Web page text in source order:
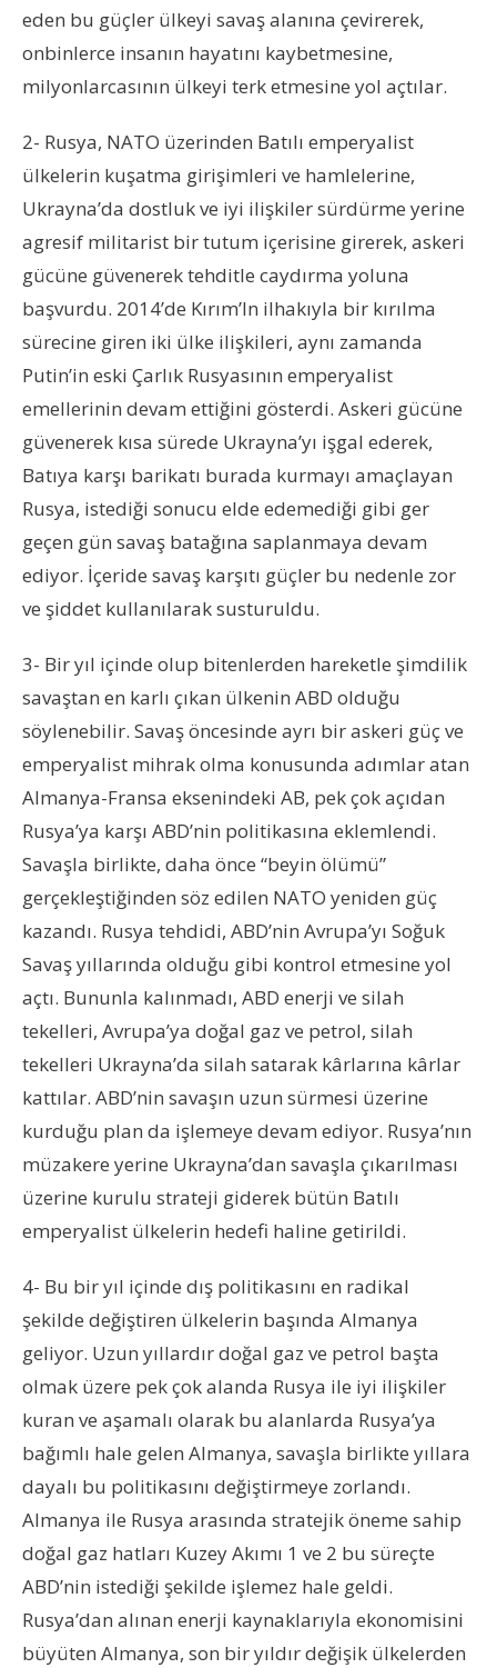
eden bu güçler ülkeyi savaş alanına çevirerek,
onbinlerce insanın hayatını kaybetmesine,
milyonlarcasının ülkeyi terk etmesine yol açtılar.
2- Rusya, NATO üzerinden Batılı emperyalist
ülkelerin kuşatma girişimleri ve hamlelerine,
Ukrayna’da dostluk ve iyi ilişkiler sürdürme yerine
agresif militarist bir tutum içerisine girerek, askeri
gücüne güvenerek tehditle caydırma yoluna
başvurdu. 2014’de Kırım’In ilhakıyla bir kırılma
sürecine giren iki ülke ilişkileri, aynı zamanda
Putin’in eski Çarlık Rusyasının emperyalist
emellerinin devam ettiğini gösterdi. Askeri gücüne
güvenerek kısa sürede Ukrayna’yı işgal ederek,
Batıya karşı barikatı burada kurmayı amaçlayan
Rusya, istediği sonucu elde edemediği gibi ger
geçen gün savaş batağına saplanmaya devam
ediyor. İçeride savaş karşıtı güçler bu nedenle zor
ve şiddet kullanılarak susturuldu.
3- Bir yıl içinde olup bitenlerden hareketle şimdilik
savaştan en karlı çıkan ülkenin ABD olduğu
söylenebilir. Savaş öncesinde ayrı bir askeri güç ve
emperyalist mihrak olma konusunda adımlar atan
Almanya-Fransa eksenindeki AB, pek çok açıdan
Rusya’ya karşı ABD’nin politikasına eklemlendi.
Savaşla birlikte, daha önce “beyin ölümü”
gerçekleştiğinden söz edilen NATO yeniden güç
kazandı. Rusya tehdidi, ABD’nin Avrupa’yı Soğuk
Savaş yıllarında olduğu gibi kontrol etmesine yol
açtı. Bununla kalınmadı, ABD enerji ve silah
tekelleri, Avrupa’ya doğal gaz ve petrol, silah
tekelleri Ukrayna’da silah satarak kârlarına kârlar
kattılar. ABD’nin savaşın uzun sürmesi üzerine
kurduğu plan da işlemeye devam ediyor. Rusya’nın
müzakere yerine Ukrayna’dan savaşla çıkarılması
üzerine kurulu strateji giderek bütün Batılı
emperyalist ülkelerin hedefi haline getirildi.
4- Bu bir yıl içinde dış politikasını en radikal
şekilde değiştiren ülkelerin başında Almanya
geliyor. Uzun yıllardır doğal gaz ve petrol başta
olmak üzere pek çok alanda Rusya ile iyi ilişkiler
kuran ve aşamalı olarak bu alanlarda Rusya’ya
bağımlı hale gelen Almanya, savaşla birlikte yıllara
dayalı bu politikasını değiştirmeye zorlandı.
Almanya ile Rusya arasında stratejik öneme sahip
doğal gaz hatları Kuzey Akımı 1 ve 2 bu süreçte
ABD’nin istediği şekilde işlemez hale geldi.
Rusya’dan alınan enerji kaynaklarıyla ekonomisini
büyüten Almanya, son bir yıldır değişik ülkelerden